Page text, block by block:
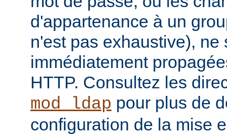
d'appartenance à un
n'est pas exhaustive), ne
immédiatement
HTTP. Consultez les
mod_ldap pour plus de
configuration de la mise